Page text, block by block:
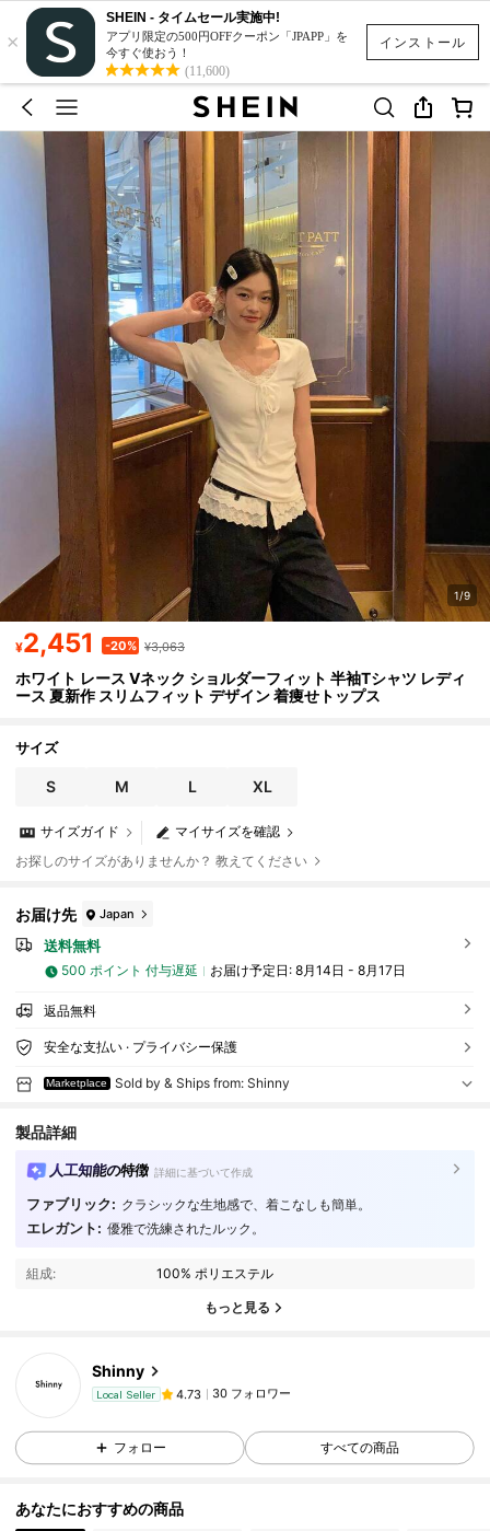
インストール
×
SHEIN - タイムセール実施中!
アプリ限定の500円OFFクーポン「JPAPP」を
今すぐ使おう！
(11,600)
1/9
¥2,451 -20% ¥3,063
ホワイト レース Vネック ショルダーフィット 半袖Tシャツ レディ
ース 夏新作 スリムフィット デザイン 着痩せトップス
サイズ
S M L XL
マイサイズを確認
サイズガイド
お探しのサイズがありませんか？ 教えてください
お届け先 Japan
送料無料
500 ポイント 付与遅延 お届け予定日: 8月14日 - 8月17日
返品無料
安全な支払い · プライバシー保護
Marketplace Sold by & Ships from: Shinny
製品詳細
人工知能の特徴 詳細に基づいて作成
ファブリック: クラシックな生地感で、着こなしも簡単。
エレガント: 優雅で洗練されたルック。
組成: 100% ポリエステル
もっと見る
Shinny
Local Seller
4.73 30 フォロワー
4.73 30 フォロワー
30 フォロワー
8***9が 1日前にフォローしました
30 フォロワー
4.73
フォロー すべての商品
あなたにおすすめの商品